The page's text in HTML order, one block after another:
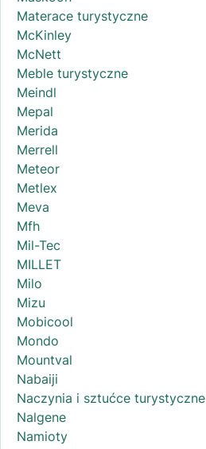
Materace turystyczne
McKinley
McNett
Meble turystyczne
Meindl
Mepal
Merida
Merrell
Meteor
Metlex
Meva
Mfh
Mil-Tec
MILLET
Milo
Mizu
Mobicool
Mondo
Mountval
Nabaiji
Naczynia i sztućce turystyczne
Nalgene
Namioty